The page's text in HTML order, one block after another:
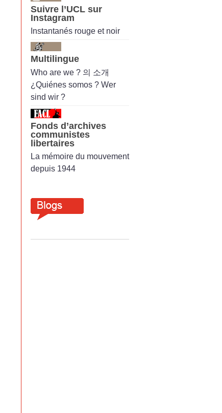
Suivre l’UCL sur
Instagram
Instantanés rouge et noir
Multilingue
Who are we ? 의 소개
¿Quiénes somos ? Wer
sind wir ?
Fonds d’archives
communistes
libertaires
La mémoire du mouvement
depuis 1944